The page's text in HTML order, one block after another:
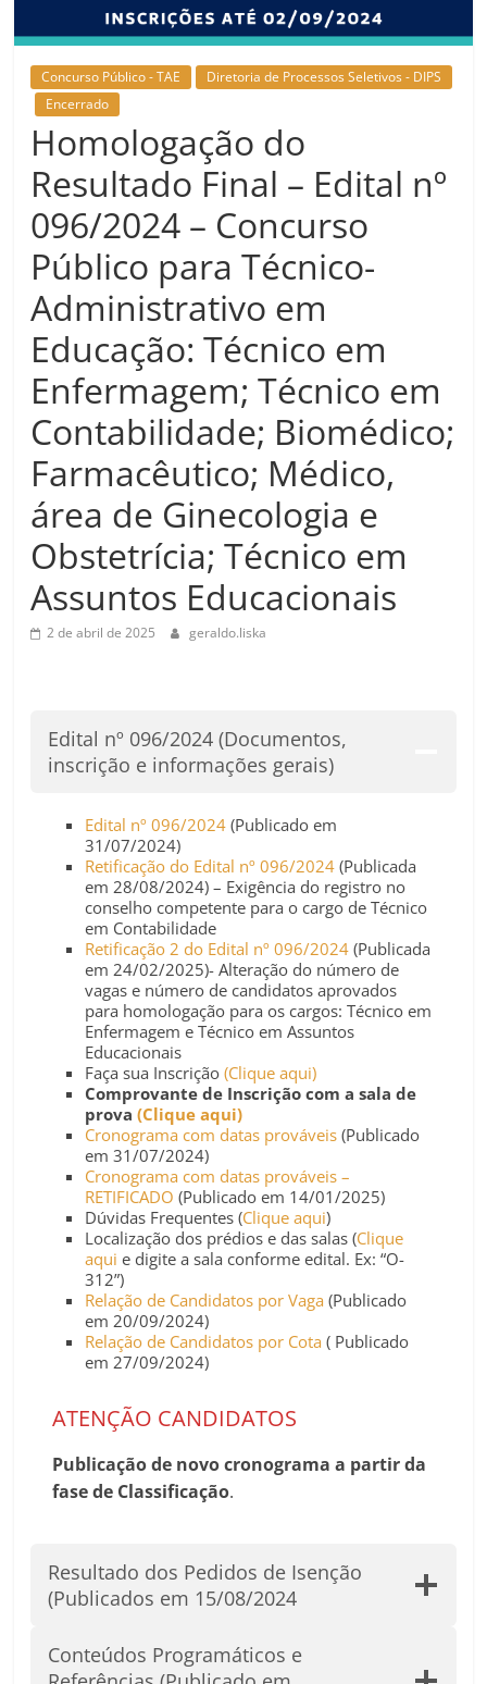
Concurso Público - TAE
Diretoria de Processos Seletivos - DIPS
Encerrado
Homologação do
Resultado Final – Edital nº
096/2024 – Concurso
Público para Técnico-
Administrativo em
Educação: Técnico em
Enfermagem; Técnico em
Contabilidade; Biomédico;
Farmacêutico; Médico,
área de Ginecologia e
Obstetrícia; Técnico em
Assuntos Educacionais
2 de abril de 2025 geraldo.liska
Edital nº 096/2024 (Documentos,
inscrição e informações gerais)
Edital nº 096/2024 (Publicado em
31/07/2024)
Retificação do Edital nº 096/2024 (Publicada
em 28/08/2024) – Exigência do registro no
conselho competente para o cargo de Técnico
em Contabilidade
Retificação 2 do Edital nº 096/2024 (Publicada
em 24/02/2025)- Alteração do número de
vagas e número de candidatos aprovados
para homologação para os cargos: Técnico em
Enfermagem e Técnico em Assuntos
Educacionais
Faça sua Inscrição(Clique aqui)
Comprovante de Inscrição com a sala de
prova(Clique aqui)
Cronograma com datas prováveis (Publicado
em 31/07/2024)
Cronograma com datas prováveis –
RETIFICADO (Publicado em 14/01/2025)
Dúvidas Frequentes (Clique aqui)
Localização dos prédios e das salas (Clique
aqui e digite a sala conforme edital. Ex: “O-
312”)
Relação de Candidatos por Vaga (Publicado
em 20/09/2024)
Relação de Candidatos por Cota ( Publicado
em 27/09/2024)
ATENÇÃO CANDIDATOS
Publicação de novo cronograma a partir da
fase de Classificação.
Resultado dos Pedidos de Isenção
(Publicados em 15/08/2024
Conteúdos Programáticos e